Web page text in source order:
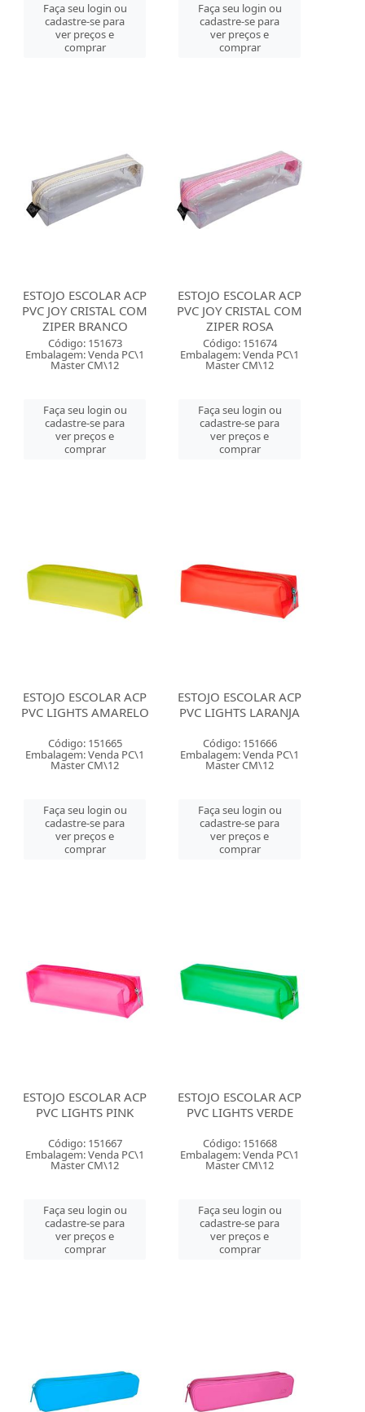
Faça seu login ou
cadastre-se para
ver preços e
comprar
Faça seu login ou
cadastre-se para
ver preços e
comprar
ESTOJO ESCOLAR ACP
PVC JOY CRISTAL COM
ZIPER BRANCO
Código: 151673
Embalagem: Venda PC\1
Master CM\12
Faça seu login ou
cadastre-se para
ver preços e
comprar
ESTOJO ESCOLAR ACP
PVC JOY CRISTAL COM
ZIPER ROSA
Código: 151674
Embalagem: Venda PC\1
Master CM\12
Faça seu login ou
cadastre-se para
ver preços e
comprar
ESTOJO ESCOLAR ACP
PVC LIGHTS AMARELO
Código: 151665
Embalagem: Venda PC\1
Master CM\12
Faça seu login ou
cadastre-se para
ver preços e
comprar
ESTOJO ESCOLAR ACP
PVC LIGHTS LARANJA
Código: 151666
Embalagem: Venda PC\1
Master CM\12
Faça seu login ou
cadastre-se para
ver preços e
comprar
ESTOJO ESCOLAR ACP
PVC LIGHTS PINK
Código: 151667
Embalagem: Venda PC\1
Master CM\12
Faça seu login ou
cadastre-se para
ver preços e
comprar
ESTOJO ESCOLAR ACP
PVC LIGHTS VERDE
Código: 151668
Embalagem: Venda PC\1
Master CM\12
Faça seu login ou
cadastre-se para
ver preços e
comprar